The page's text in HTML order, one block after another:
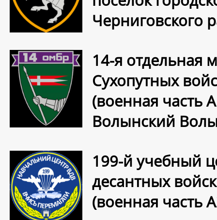
Черниговского
14-я отдельная
Сухопутных
(военная часть
Волынский
199-й учебный
десантных
(военная часть